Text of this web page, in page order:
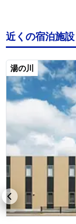
近くの宿泊施設
湯の川